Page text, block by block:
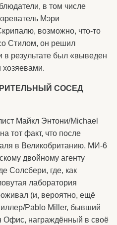
в том числе
Мэри
возможно, что-то
Стилом, он решил
в результате был «выведен
СОСЕД
Майкл Энтони/Michael
тот факт, что после
в Великобританию, МИ-6
двойному агенту
Солсбери, где, как
лаборатория
(и, вероятно, ещё
Pablo Miller, бывший
Офис, награждённый в своё